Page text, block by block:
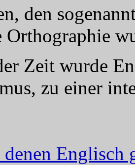
den
Orthographie
Zeit wurde
zu einer
denen Englisch